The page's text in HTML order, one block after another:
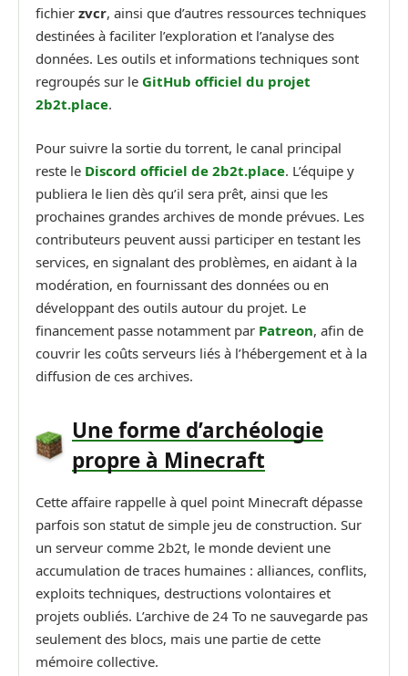
fichier zvcr, ainsi que d’autres ressources techniques
destinées à faciliter l’exploration et l’analyse des
données. Les outils et informations techniques sont
regroupés sur le GitHub officiel du projet
2b2t.place.
Pour suivre la sortie du torrent, le canal principal
reste le Discord officiel de 2b2t.place. L’équipe y
publiera le lien dès qu’il sera prêt, ainsi que les
prochaines grandes archives de monde prévues. Les
contributeurs peuvent aussi participer en testant les
services, en signalant des problèmes, en aidant à la
modération, en fournissant des données ou en
développant des outils autour du projet. Le
financement passe notamment par Patreon, afin de
couvrir les coûts serveurs liés à l’hébergement et à la
diffusion de ces archives.
Une forme d’archéologie
propre à Minecraft
Cette affaire rappelle à quel point Minecraft dépasse
parfois son statut de simple jeu de construction. Sur
un serveur comme 2b2t, le monde devient une
accumulation de traces humaines : alliances, conflits,
exploits techniques, destructions volontaires et
projets oubliés. L’archive de 24 To ne sauvegarde pas
seulement des blocs, mais une partie de cette
mémoire collective.